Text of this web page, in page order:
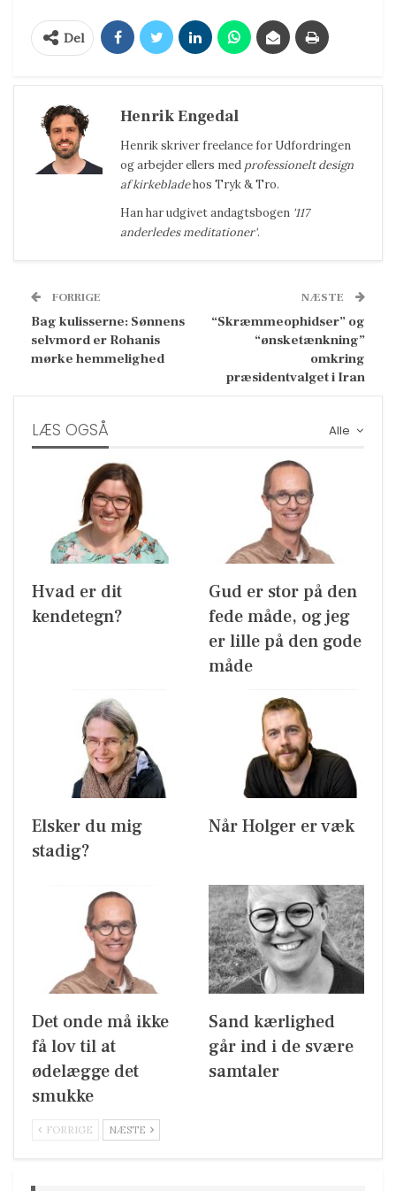
Del
Henrik Engedal
Henrikskriver freelance for Udfordringen
og arbejder ellers med professionelt design
af kirkebladehos Tryk & Tro.
Han har udgivet andagtsbogen '117
anderledes meditationer'.
FORRIGE
Bag kulisserne: Sønnens
selvmord er Rohanis
mørke hemmelighed
NÆSTE
“Skræmmeophidser” og
“ønsketænkning”
omkring
præsidentvalget i Iran
Alle
LÆS OGSÅ
Hvad er dit
kendetegn?
Gud er stor på den
fede måde, og jeg
er lille på den gode
måde
Elsker du mig
stadig?
Når Holger er væk
Det onde må ikke
få lov til at
ødelægge det
smukke
Sand kærlighed
går ind i de svære
samtaler
FORRIGE NÆSTE